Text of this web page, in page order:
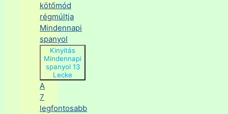
kötőmód
régmúltja
Mindennapi
spanyol
Kinyitás
Mindennapi
spanyol 13
Lecke
A
7
legfontosabb